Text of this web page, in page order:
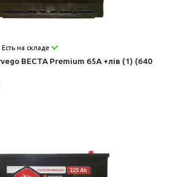
Есть на складе
ВЕСТА Premium 65A +лів (1) (640